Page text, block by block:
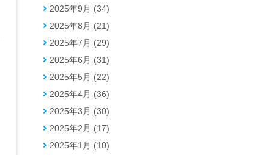
2025年9月 (34)
2025年8月 (21)
2025年7月 (29)
2025年6月 (31)
2025年5月 (22)
2025年4月 (36)
2025年3月 (30)
2025年2月 (17)
2025年1月 (10)